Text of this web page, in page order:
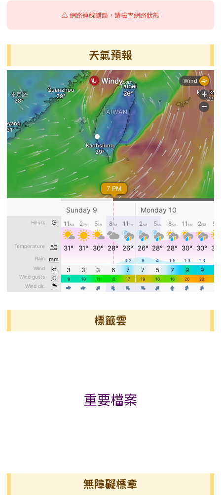
⚠️ 網路連線錯誤，請檢查網路狀態
天氣預報
標籤雲
重要檔案
無障礙標章